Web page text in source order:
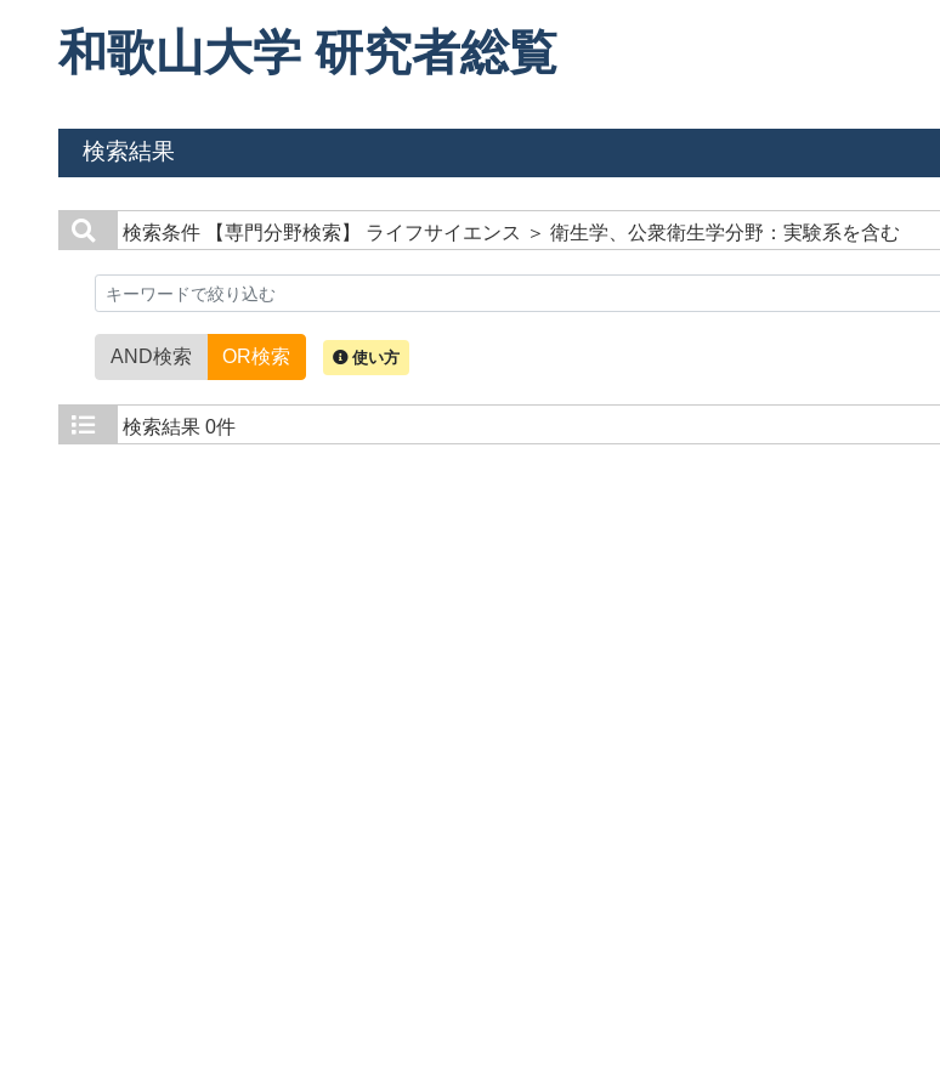
和歌山大学 研究者総覧
検索結果
検索条件 【専門分野検索】 ライフサイエンス ＞ 衛生学、公衆衛生学分野：実験系を含む
AND検索 OR検索 使い方
検索結果 0件